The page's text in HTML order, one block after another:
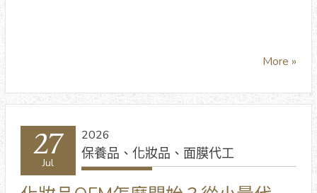
More »
27
Jul
2026
保養品、化妝品、面膜代工